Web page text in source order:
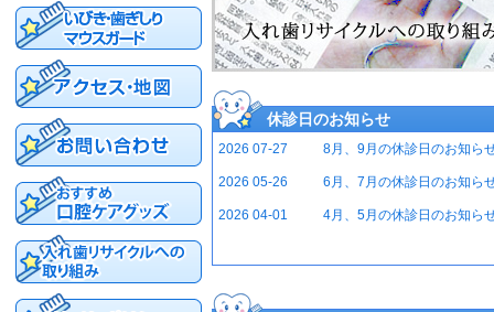
休診日のお知らせ
2026 07-27 8月、9月の休診日のお知ら
2026 05-26 6月、7月の休診日のお知ら
2026 04-01 4月、5月の休診日のお知ら